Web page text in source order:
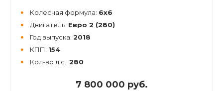
Колесная формула: 6х6
Двигатель: Евро 2 (280)
Год выпуска: 2018
КПП: 154
Кол-во л.с.: 280
7 800 000 руб.